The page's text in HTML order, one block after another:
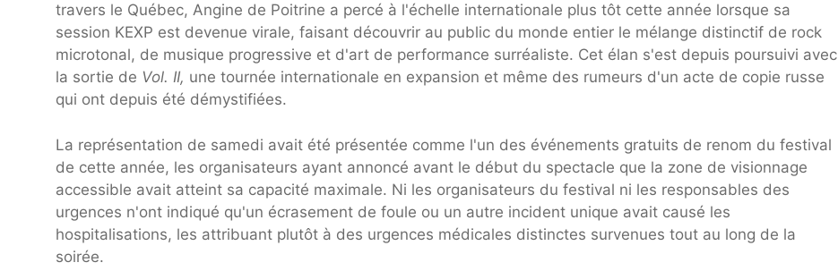
travers le Québec, Angine de Poitrine a percé à l'échelle internationale plus tôt cette année lorsque sa
session KEXP est devenue virale, faisant découvrir au public du monde entier le mélange distinctif de rock
microtonal, de musique progressive et d'art de performance surréaliste. Cet élan s'est depuis poursuivi avec
la sortie de Vol. II, une tournée internationale en expansion et même des rumeurs d'un acte de copie russe
qui ont depuis été démystifiées.
La représentation de samedi avait été présentée comme l'un des événements gratuits de renom du festival
de cette année, les organisateurs ayant annoncé avant le début du spectacle que la zone de visionnage
accessible avait atteint sa capacité maximale. Ni les organisateurs du festival ni les responsables des
urgences n'ont indiqué qu'un écrasement de foule ou un autre incident unique avait causé les
hospitalisations, les attribuant plutôt à des urgences médicales distinctes survenues tout au long de la
soirée.